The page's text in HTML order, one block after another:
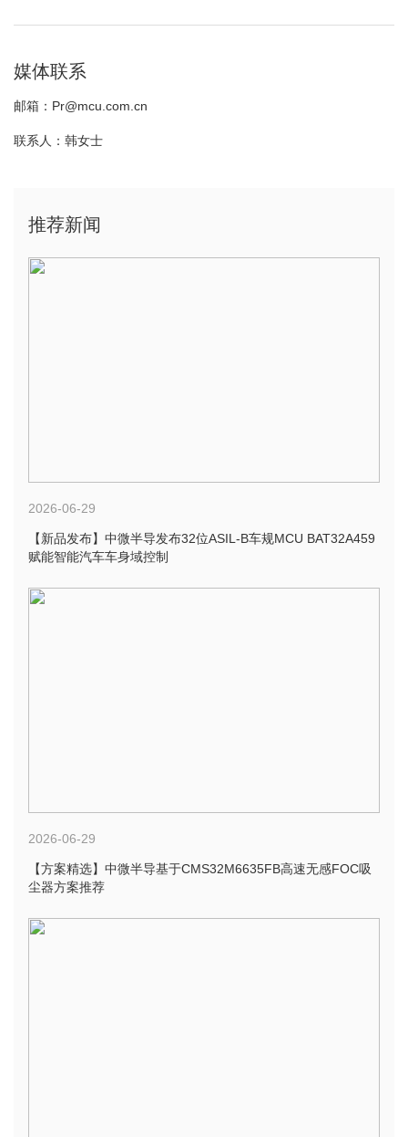
媒体联系
邮箱：Pr@mcu.com.cn
联系人：韩女士
推荐新闻
2026-06-29
【新品发布】中微半导发布32位ASIL-B车规MCU BAT32A459
赋能智能汽车车身域控制
2026-06-29
【方案精选】中微半导基于CMS32M6635FB高速无感FOC吸
尘器方案推荐